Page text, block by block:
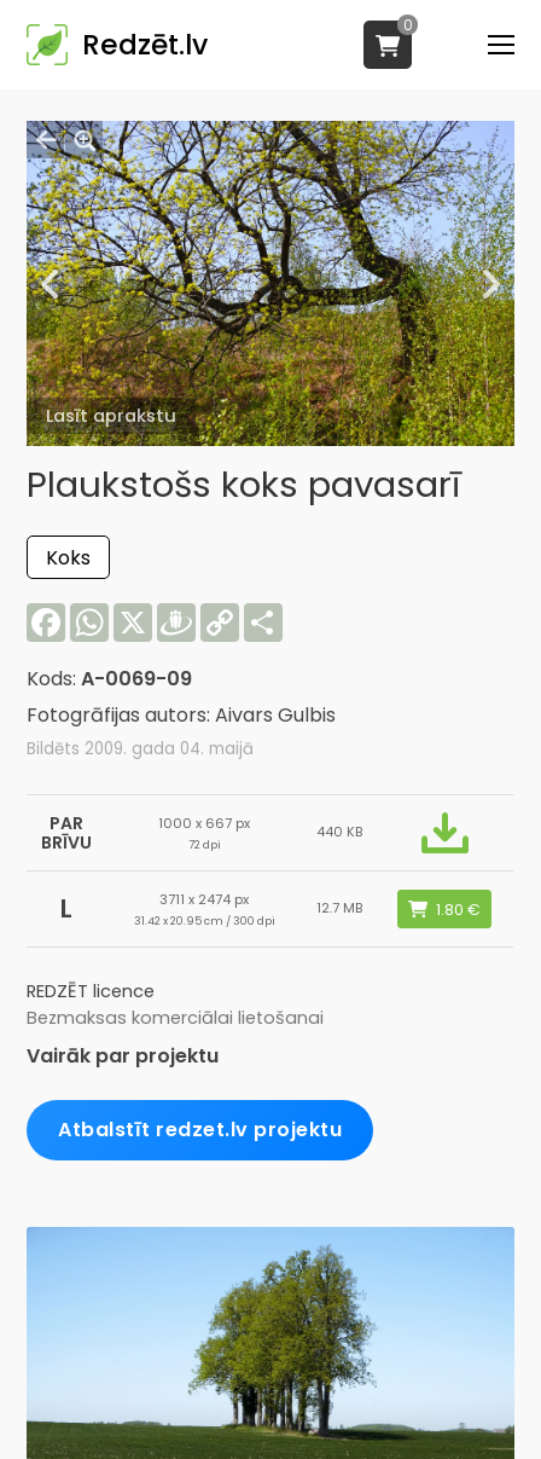
Redzēt.lv
0
Lasīt aprakstu
Plaukstošs koks pavasarī
Koks
FacebookWhatsApp
X Draugiem
Copy
Link
Kods:A-0069-09
Fotogrāfijas autors: Aivars Gulbis
Bildēts 2009. gada 04. maijā
PAR
BRĪVU
1000 x 667 px
72 dpi
440 KB
L 3711 x 2474 px
31.42 x 20.95 cm / 300 dpi
12.7 MB
REDZĒT licence
Bezmaksas komerciālai lietošanai
Vairāk par projektu
Atbalstīt redzet.lv projektu